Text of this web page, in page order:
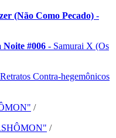
(Não Como Pecado) -
Noite #006 - Samurai X (Os
Retratos Contra-hegemônicos
/
/